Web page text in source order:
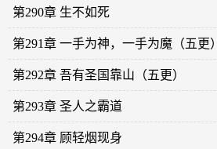
第290章 生不如死
第291章 一手为神，一手为魔（五更）
第292章 吾有圣国靠山（五更）
第293章 圣人之霸道
第294章 顾轻烟现身